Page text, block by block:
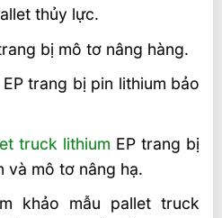
thủy lực.
bị mô tơ nâng hàng.
trang bị pin lithium bảo
truck lithium EP trang bị
và mô tơ nâng hạ.
khảo mẫu pallet truck